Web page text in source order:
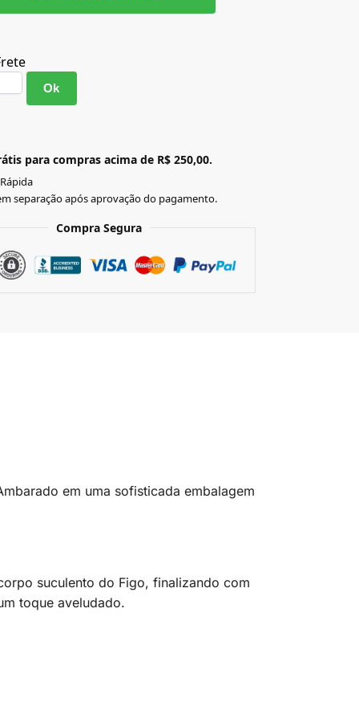
Ok
para compras acima de R$ 250,00.
separação após aprovação do pagamento.
Compra Segura
em uma sofisticada embalagem
suculento do Figo, finalizando com
toque aveludado.